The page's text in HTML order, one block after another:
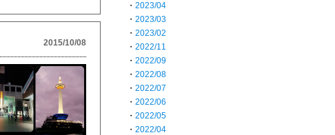
2015/10/08
・ 2023/04
・ 2023/03
・ 2023/02
・ 2022/11
・ 2022/09
・ 2022/08
・ 2022/07
・ 2022/06
・ 2022/05
・ 2022/04